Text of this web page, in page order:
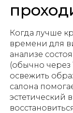
Когда лучше
времени для
анализе
(обычно через
освежить
салона
эстетический